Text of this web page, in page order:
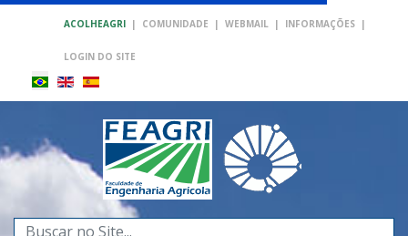
ACOLHEAGRI | COMUNIDADE | WEBMAIL | INFORMAÇÕES |
LOGIN DO SITE
Pesquisar...